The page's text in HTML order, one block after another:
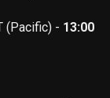
(Pacific) - 13:00